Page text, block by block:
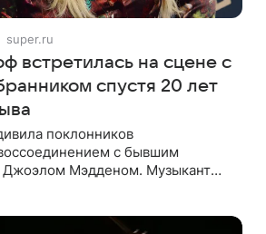
super.ru
встретилась на сцене с
спустя 20 лет
поклонников
с бывшим
Мэдденом. Музыкант